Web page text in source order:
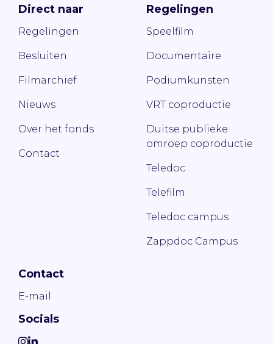
Direct naar
Regelingen
Besluiten
Filmarchief
Nieuws
Over het fonds
Contact
Regelingen
Speelfilm
Documentaire
Podiumkunsten
VRT coproductie
Duitse publieke
omroep coproductie
Teledoc
Telefilm
Teledoc campus
Zappdoc Campus
Contact
E-mail
Socials